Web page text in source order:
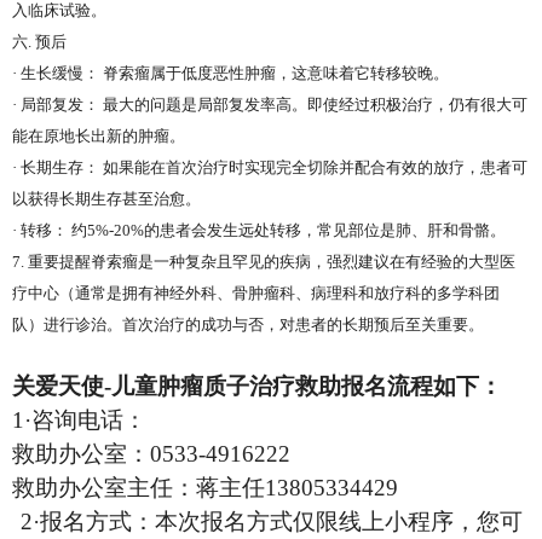
入临床试验。
六. 预后
· 生长缓慢： 脊索瘤属于低度恶性肿瘤，这意味着它转移较晚。
· 局部复发： 最大的问题是局部复发率高。即使经过积极治疗，仍有很大可
能在原地长出新的肿瘤。
· 长期生存： 如果能在首次治疗时实现完全切除并配合有效的放疗，患者可
以获得长期生存甚至治愈。
· 转移： 约5%-20%的患者会发生远处转移，常见部位是肺、肝和骨骼。
7. 重要提醒脊索瘤是一种复杂且罕见的疾病，强烈建议在有经验的大型医
疗中心（通常是拥有神经外科、骨肿瘤科、病理科和放疗科的多学科团
队）进行诊治。首次治疗的成功与否，对患者的长期预后至关重要。
关爱天使-儿童肿瘤质子治疗救助报名流程如下：
1 ·咨询电话：
救助办公室： 0533-4916222
救助办公室主任：蒋主任13805334429
2·报名方式：本次报名方式仅限线上小程序，您可